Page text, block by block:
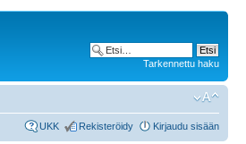
Tarkennettu haku
UKK Rekisteröidy Kirjaudu sisään